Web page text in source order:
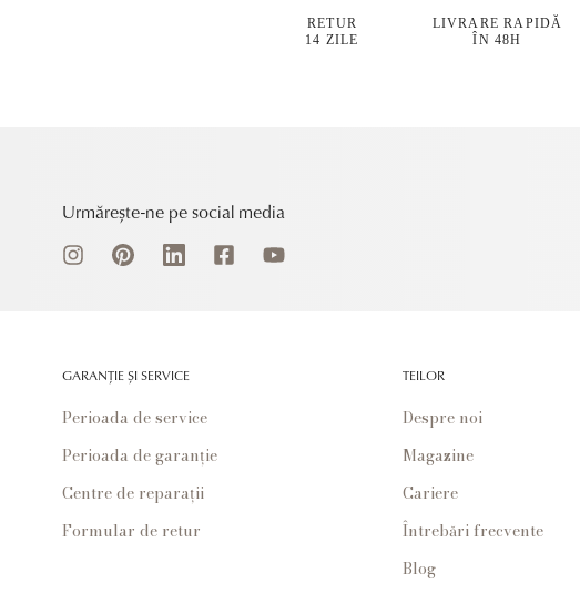
RETUR
14 ZILE
LIVRARE RAPIDĂ
ÎN 48H
Urmărește-ne pe social media
GARANȚIE ȘI SERVICE
Perioada de service
Perioada de garanție
Centre de reparații
Formular de retur
TEILOR
Despre noi
Magazine
Cariere
Întrebări frecvente
Blog